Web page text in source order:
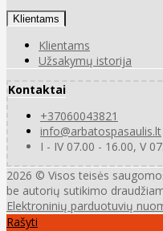
Klientams
Klientams
Užsakymų istorija
Kontaktai
+37060043821
info@arbatospasaulis.lt
I - IV 07.00 - 16.00, V
2026 © Visos teisės
be autorių sutikimo
Elektroninių parduotuvių
Rašyti